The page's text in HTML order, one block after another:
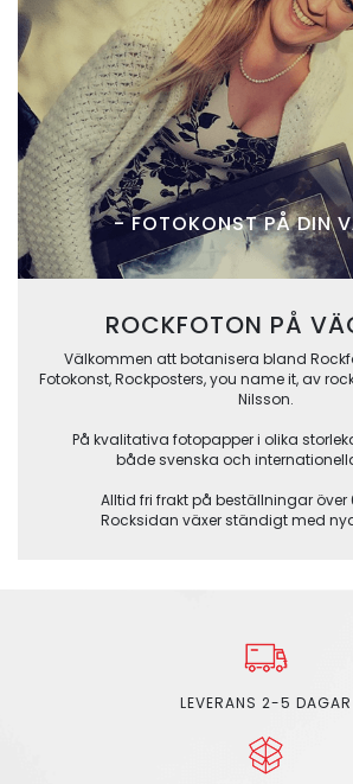
- FOTOKONST PÅ DIN
ROCKFOTON PÅ
Välkommen att botanisera bland
Fotokonst, Rockposters, you name it, av
Nilsson.
På kvalitativa fotopapper i olika
både svenska och
Alltid fri frakt på beställningar över
​​​​​​Rocksidan växer ständigt med
LEVERANS 2-5 DAGAR